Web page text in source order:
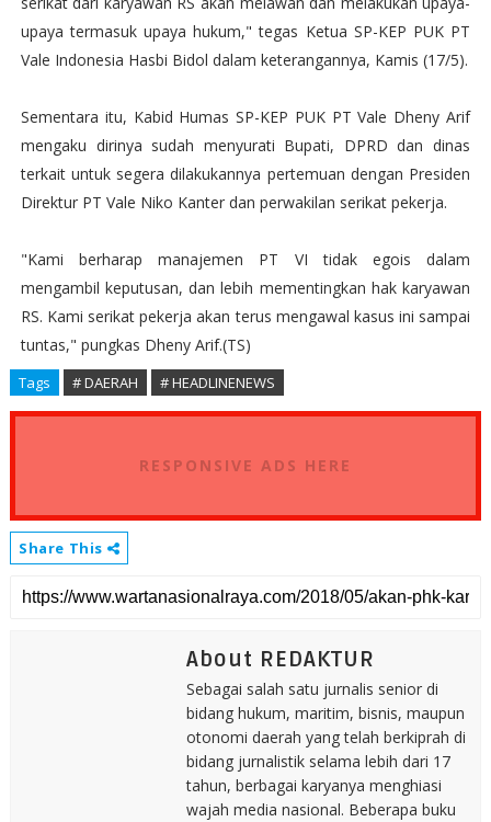
upaya termasuk upaya hukum," tegas Ketua SP-KEP PUK PT
Vale Indonesia Hasbi Bidol dalam keterangannya, Kamis (17/5).
Sementara itu, Kabid Humas SP-KEP PUK PT Vale Dheny Arif
mengaku dirinya sudah menyurati Bupati, DPRD dan dinas
terkait untuk segera dilakukannya pertemuan dengan Presiden
Direktur PT Vale Niko Kanter dan perwakilan serikat pekerja.
"Kami berharap manajemen PT VI tidak egois dalam
mengambil keputusan, dan lebih mementingkan hak karyawan
RS. Kami serikat pekerja akan terus mengawal kasus ini sampai
tuntas," pungkas Dheny Arif.(TS)
Tags # DAERAH # HEADLINENEWS
RESPONSIVE ADS HERE
Share This
About REDAKTUR
Sebagai salah satu jurnalis senior di
bidang hukum, maritim, bisnis, maupun
otonomi daerah yang telah berkiprah di
bidang jurnalistik selama lebih dari 17
tahun, berbagai karyanya menghiasi
wajah media nasional. Beberapa buku